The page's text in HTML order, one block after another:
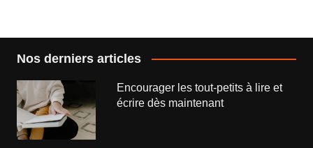
Nos derniers articles
Encourager les tout-petits à lire et
écrire dès maintenant